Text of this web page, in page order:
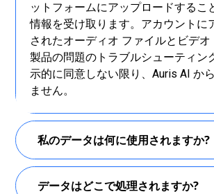
ットフォームにアップロードするこ
情報を受け取ります。アカウントに
されたオーディオ ファイルとビデオ
製品の問題のトラブルシューティン
示的に同意しない限り、Auris AI か
ません。
私のデータは何に使用されますか?
データはどこで処理されますか?